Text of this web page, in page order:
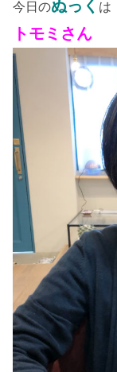
今日のぬっく は
トモミさん